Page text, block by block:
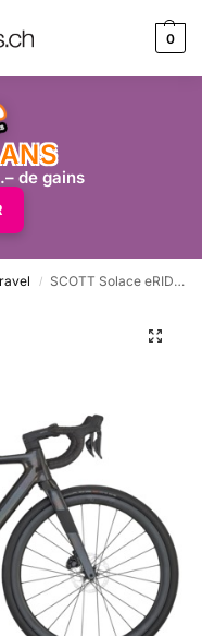
0
de gains
/ SCOTT Solace eRIDE 20 –